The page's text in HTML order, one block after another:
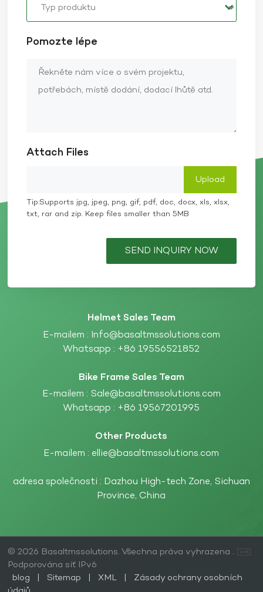
Pomozte lépe
Attach Files
Tip:Supports jpg, jpeg, png, gif, pdf, doc, docx, xls, xlsx,
txt, rar and zip. Keep files smaller than 5MB
SEND INQUIRY NOW
Helmet Sales Team
E-mailem : Info@basaltmssolutions.com
Whatsapp : +86 19556521852
Bike Frame Sales Team
E-mailem : Sale@basaltmssolutions.com
Whatsapp : +86 19567201995
Other Products
E-mailem : ellie@basaltmssolutions.com
adresa společnosti : Dazhou High-tech Zone, Sichuan
Province, China
© 2026 Basaltmssolutions. Všechna práva vyhrazena .
Podporována síť IPv6
blog
Sitemap XML
Zásady ochrany osobních